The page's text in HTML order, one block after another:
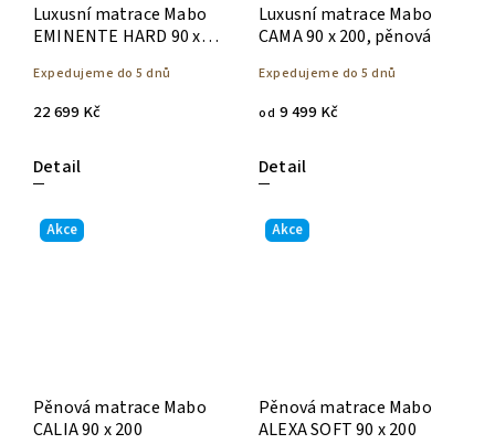
Luxusní matrace Mabo
EMINENTE HARD 90 x
Expedujeme do 5 dnů
22 699 Kč
Detail
Luxusní matrace Mabo
CAMA 90 x 200, pěnová
Expedujeme do 5 dnů
od 9 499 Kč
Detail
Akce
Pěnová matrace Mabo
CALIA 90 x 200
Akce
Pěnová matrace Mabo
ALEXA SOFT 90 x 200